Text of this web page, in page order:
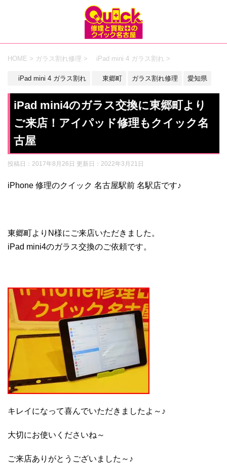
HOME > ガラス割れ修理 > iPad mini 4 ガラス割れ >
iPad mini 4 ガラス割れ 東郷町 ガラス割れ修理 愛知県
iPad mini4のガラス交換に東郷町より
ご来店！アイパッド修理もクイック名
古屋
投稿日：2017年8月26日 更新日： 2022年3月21日
iPhone 修理のクイック 名古屋駅前 名駅店です♪
東郷町よりN様にご来店いただきました。
iPad mini4のガラス交換のご依頼です。
キレイになって喜んでいただきましたよ～♪
大切にお使いくださいね～
ご来店ありがとうございました～♪